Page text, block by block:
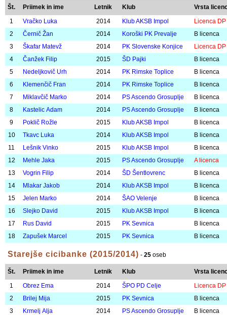
15
Cesar Alja 2017 ŠD Šentlovrenc
B licenca
16
Rožan Munda Leila 2017 Klub AKSB Impol
B licenca
17
Cerovski Stela 2017 PK Rogaška Slatina
B licenca
18
Kramer Ula 2016 ŠPO PD Celje
B licenca
19
Kovač Lina 2017 PS Ascendo Grosuplje
B licenca
20
Tepeš Julija 2016 PK Rogaška Slatina
B licenca
21
Vizler Iza Iva 2016 ŠPO PD Celje
B licenca
22
Murn Eva 2016 PK Sevnica
B licenca
23
Musar Ana 2016 PK Sevnica B licenca
Starejši cicibani (2015/2014)-18oseb
Št. Priimek in ime Letnik Klub
Vrsta
1
Vračko Luka 2014 Klub AKSB Impol
Licenca DP
2
Černič Žan 2014 Koroški PK Prevalje
B licenca
3
Škafar Matevž 2014 PK Slovenske Konjice
Licenca DP
4
Čanžek Filip 2015 ŠD Pajki
B licenca
5
Nedeljkovič Urh 2014 PK Rimske Toplice
B licenca
6
Klemenčič Fran 2014 PK Rimske Toplice
B licenca
7
Miklavčič Marko 2014 PS Ascendo Grosuplje
B licenca
Poklič Rožle Klub AKSB Impol
10
Tkavc Luka 2014 Klub AKSB Impol
B licenca
11
Lešnik Vinko 2015 Klub AKSB Impol
B licenca
12
Mehle Jaka 2015 PS Ascendo Grosuplje
A licenca
13
Vogrin Filip 2014 ŠD Šentlovrenc
B licenca